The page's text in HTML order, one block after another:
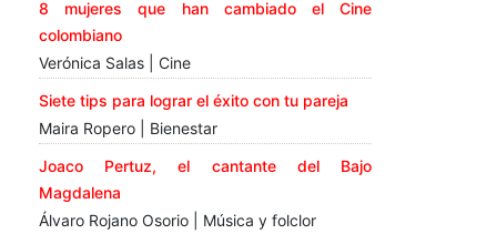
8 mujeres que han cambiado el Cine
colombiano
Verónica Salas | Cine
Siete tips para lograr el éxito con tu pareja
Maira Ropero | Bienestar
Joaco Pertuz, el cantante del Bajo
Magdalena
Álvaro Rojano Osorio | Música y folclor